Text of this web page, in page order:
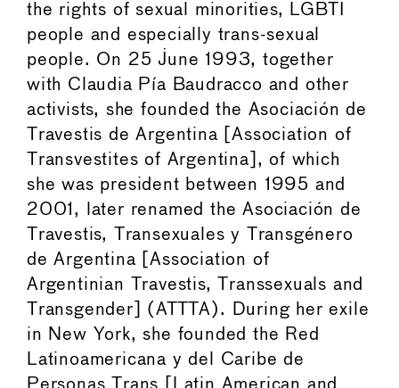
the rights of sexual minorities, LGBTI
people and especially trans-sexual
people. On 25 June 1993, together
with Claudia Pía Baudracco and other
activists, she founded the Asociación de
Travestis de Argentina [Association of
Transvestites of Argentina], of which
she was president between 1995 and
2001, later renamed the Asociación de
Travestis, Transexuales y Transgénero
de Argentina [Association of
Argentinian Travestis, Transsexuals and
Transgender] (ATTTA). During her exile
in New York, she founded the Red
Latinoamericana y del Caribe de